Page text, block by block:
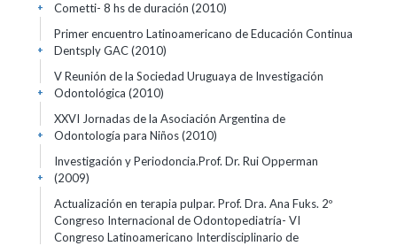
Cometti- 8 hs de duración (2010)
+
Primer encuentro Latinoamericano de Educación Continua
Dentsply GAC(2010)
+
V Reunión de la Sociedad Uruguaya de Investigación
Odontológica (2010)
+
XXVI Jornadas de la Asociación Argentina de
Odontología para Niños(2010)
+
Investigación y Periodoncia.Prof. Dr. Rui Opperman
(2009)
+
Actualización en terapia pulpar. Prof. Dra. Ana Fuks. 2º
Congreso Internacional de Odontopediatría- VI
Congreso Latinoamericano Interdisciplinario de